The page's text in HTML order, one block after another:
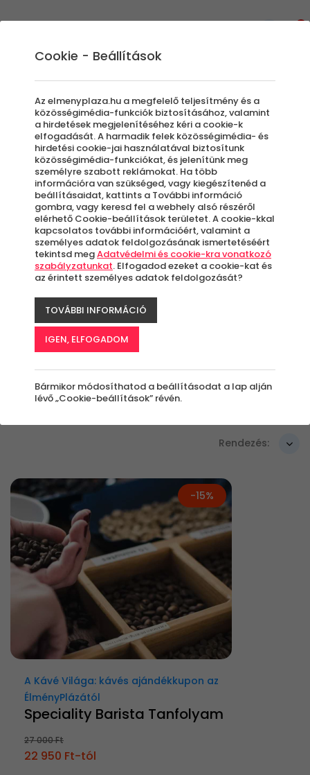
A Kávé Világa: kávés
ajándékkupon az ÉlményPlázától
Imádod a kávét, vagy csak egyszerűen
szeretnéd megismerni? Szívesen
végigkóstolnád az összes típust, sőt akár meg
is tanulnád elkészíteni? Most azon kívül, hogy
igazán egyedi kávékat kóstolhatsz meg, még
a kulisszák mögé is benézhetsz, ahol a
baristák világába kalauzolnak el egy pár
órára.
Ha élményt keresel kávé rajongó
ismerőseidnek, akkor jó helyen jársz!
Szűrők beállítása
Rendezés:
-15%
A Kávé Világa: kávés ajándékkupon az
ÉlményPlázától
Speciality Barista Tanfolyam
27 000 Ft
22 950 Ft-tól
Cookie - Beállítások
Az elmenyplaza.hu a megfelelő teljesítmény és a
közösségimédia-funkciók biztosításához, valamint
a hirdetések megjelenítéséhez kéri a cookie-k
elfogadását. A harmadik felek közösségimédia- és
hirdetési cookie-jai használatával biztosítunk
közösségimédia-funkciókat, és jelenítünk meg
személyre szabott reklámokat. Ha több
információra van szükséged, vagy kiegészítenéd a
beállításaidat, kattints a További információ
gombra, vagy keresd fel a webhely alsó részéről
elérhető Cookie-beállítások területet. A cookie-kkal
kapcsolatos további információért, valamint a
személyes adatok feldolgozásának ismertetéséért
tekintsd megAdatvédelmi és cookie-kra vonatkozó
szabályzatunkat. Elfogadod ezeket a cookie-kat és
az érintett személyes adatok feldolgozását?
TOVÁBBI INFORMÁCIÓ
IGEN, ELFOGADOM
Bármikor módosíthatod a beállításodat a lap alján
lévő „Cookie-beállítások” révén.